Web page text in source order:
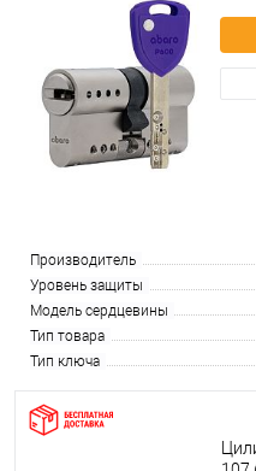
Производитель
Уровень защиты
Модель сердцевины
Тип товара
Тип ключа